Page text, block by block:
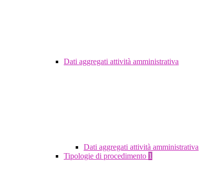
Dati aggregati attività amministrativa
Dati aggregati attività amministrativa
Tipologie di procedimento 1